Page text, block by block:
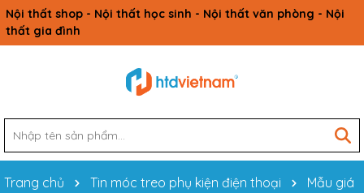
Nội thất shop - Nội thất học sinh - Nội thất văn phòng - Nội
thất gia đình
Trang chủ Tin móc treo phụ kiện điện thoại
Mẫu giá